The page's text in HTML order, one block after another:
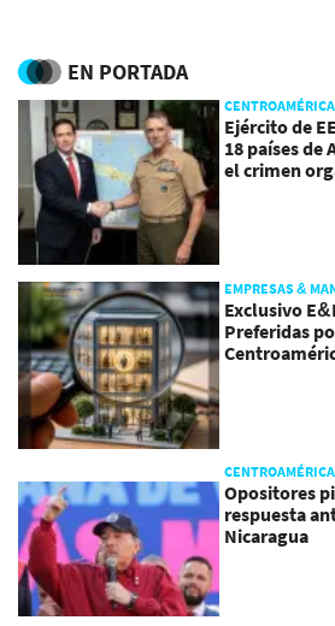
EN PORTADA
Ejército de
18 países de
el crimen
EMPRESAS &
Exclusivo
Preferidas
Opositores
respuesta
Nicaragua